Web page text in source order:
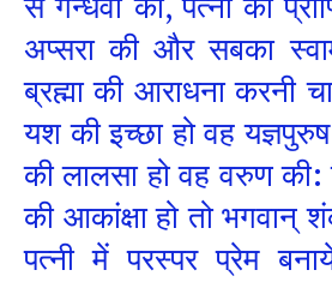
अप्सरा की और सबका
ब्रह्मा की आराधना करनी
यश की इच्छा हो वह
की लालसा हो वह वरुण की:
की आकांक्षा हो तो भगवान्
पत्नी में परस्पर प्रेम